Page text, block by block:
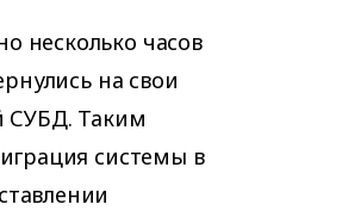
несколько часов
на свои
СУБД. Таким
системы в